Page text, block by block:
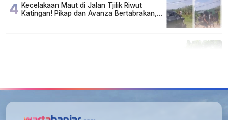
4 Kecelakaan Maut di Jalan Tjilik Riwut
Katingan! Pikap dan Avanza Bertabrakan,